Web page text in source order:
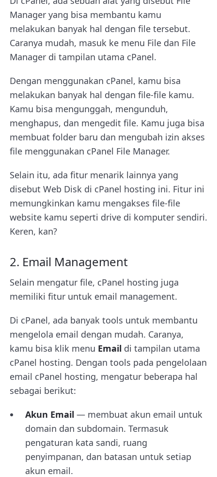
Manager yang bisa membantu kamu
melakukan banyak hal dengan file tersebut.
Caranya mudah, masuk ke menu File dan File
Manager di tampilan utama cPanel.
Dengan menggunakan cPanel, kamu bisa
melakukan banyak hal dengan file-file kamu.
Kamu bisa mengunggah, mengunduh,
menghapus, dan mengedit file. Kamu juga bisa
membuat folder baru dan mengubah izin akses
file menggunakan cPanel File Manager.
Selain itu, ada fitur menarik lainnya yang
disebut Web Disk di cPanel hosting ini. Fitur ini
memungkinkan kamu mengakses file-file
website kamu seperti drive di komputer sendiri.
Keren, kan?
2. Email Management
Selain mengatur file, cPanel hosting juga
memiliki fitur untuk email management.
Di cPanel, ada banyak tools untuk membantu
mengelola email dengan mudah. Caranya,
kamu bisa klik menu Email di tampilan utama
cPanel hosting. Dengan tools pada pengelolaan
email cPanel hosting, mengatur beberapa hal
sebagai berikut:
Akun Email — membuat akun email untuk
domain dan subdomain. Termasuk
pengaturan kata sandi, ruang
penyimpanan, dan batasan untuk setiap
akun email.